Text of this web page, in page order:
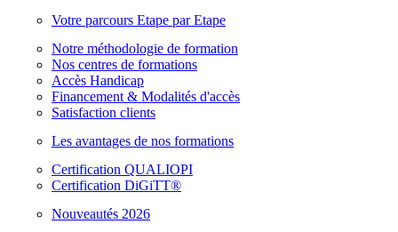
Votre parcours Etape par Etape
Notre méthodologie de formation
Nos centres de formations
Accès Handicap
Financement & Modalités d'accès
Satisfaction clients
Les avantages de nos formations
Certification QUALIOPI
Certification DiGiTT®
Nouveautés 2026